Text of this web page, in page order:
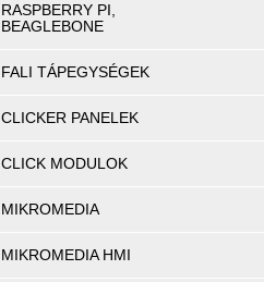
RASPBERRY PI,
BEAGLEBONE
FALI TÁPEGYSÉGEK
CLICKER PANELEK
CLICK MODULOK
MIKROMEDIA
MIKROMEDIA HMI